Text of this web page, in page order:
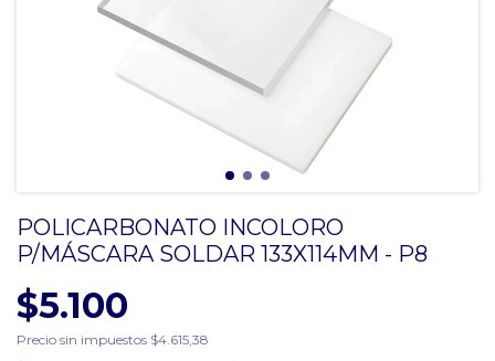
POLICARBONATO INCOLORO
P/MÁSCARA SOLDAR 133X114MM - P8
$5.100
Precio sin impuestos $4.615,38